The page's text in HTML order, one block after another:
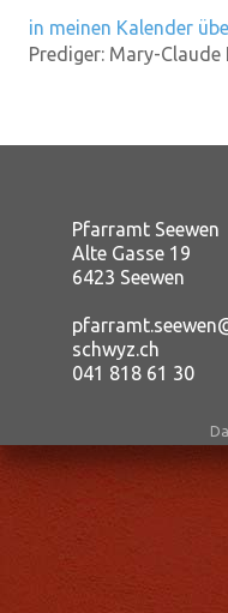
in meinen Kalender
Prediger: Mary-Claude
Pfarramt Seewen
Alte Gasse 19
6423 Seewen
schwyz.ch
041 818 61 30